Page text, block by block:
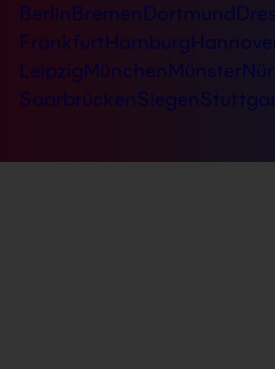
Berlin Bremen Dortmund
FrankfurtHamburgHannover
LeipzigMünchen Münster
SaarbrückenSiegen Stuttgart